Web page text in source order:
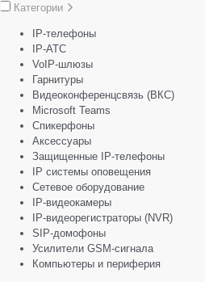
Категории
IP-телефоны
IP-АТС
VoIP-шлюзы
Гарнитуры
Видеоконференцсвязь (ВКС)
Microsoft Teams
Спикерфоны
Аксессуары
Защищенные IP-телефоны
IP системы оповещения
Сетевое оборудование
IP-видеокамеры
IP-видеорегистраторы (NVR)
SIP-домофоны
Усилители GSM-сигнала
Компьютеры и периферия